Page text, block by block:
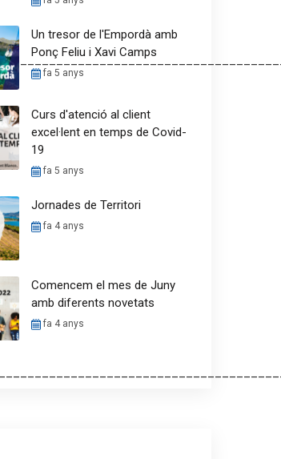
Un tresor de l'Empordà amb
Ponç Feliu i Xavi Camps
fa 5 anys
Curs d'atenció al client
excel·lent en temps de Covid-
19
fa 5 anys
Jornades de Territori
fa 4 anys
Comencem el mes de Juny
amb diferents novetats
fa 4 anys